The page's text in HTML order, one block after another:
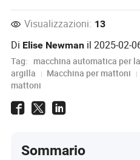
Visualizzazioni: 13
Di Elise Newman il2025-02-
Tag:
macchina automatica per
argilla
Macchina per mattoni
mattoni
Sommario